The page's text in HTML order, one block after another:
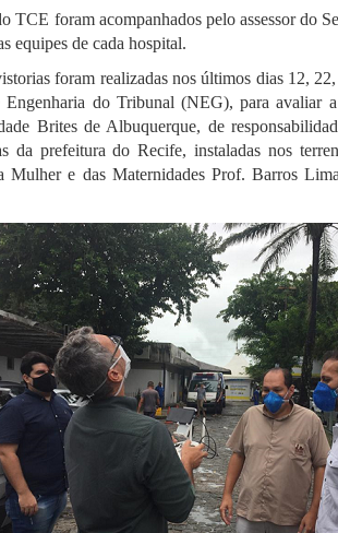
TCE foram acompanhados pelo assessor do
equipes de cada hospital.
foram realizadas nos últimos dias 12,
do Tribunal (NEG), para avaliar
Brites de Albuquerque, de
da prefeitura do Recife, instaladas nos
e das Maternidades Prof. Barros